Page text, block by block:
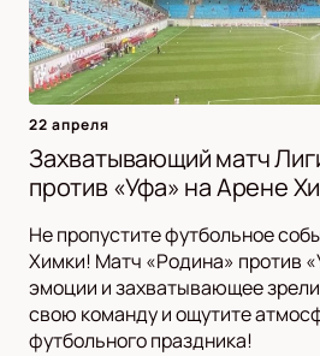
22 апреля
Захватывающий матч
против «Уфа» на Арене
Не пропустите футбольное
Химки! Матч «Родина» против
эмоции и захватывающее
свою команду и ощутите
футбольного праздника!